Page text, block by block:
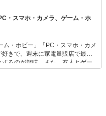
査まで、とにかく人よりいい品
で購入した家電で家が１軒建つ
・スマホ・カメラ、ゲーム・ホ
ム・ホビー」「PC・スマホ・カメ
きで、週末に家電量販店で最新
るのが趣味。また、友人とゲー
イトルやイベント情報もいち早